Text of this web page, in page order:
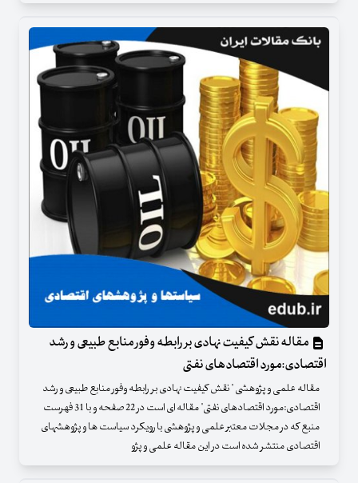
مقاله نقش کیفیت نهادی بر رابطه وفور منابع طبیعی و رشد
اقتصادی:مورد اقتصادهای نفتی
مقاله علمی و پژوهشی " نقش کیفیت نهادی بر رابطه وفور منابع طبیعی و رشد
اقتصادی:مورد اقتصادهای نفتی" مقاله ای است در 22 صفحه و با 31 فهرست
منبع که در مجلات معتبر علمی و پژوهشی با رویکرد سیاست ها و پژوهشهای
اقتصادی منتشر شده است در این مقاله علمی و پژو